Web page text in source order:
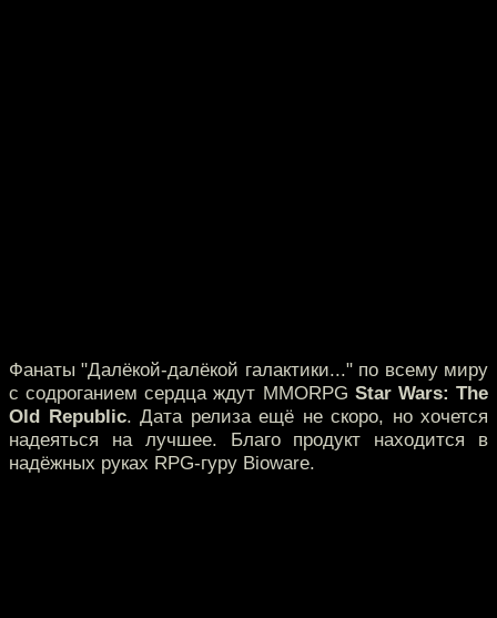
Фанаты "Далёкой-далёкой галактики..." по всему миру
с содроганием сердца ждут MMORPG Star Wars: The
Old Republic. Дата релиза ещё не скоро, но хочется
надеяться на лучшее. Благо продукт находится в
надёжных руках RPG-гуру Bioware.